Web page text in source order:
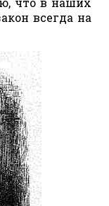
всегда на